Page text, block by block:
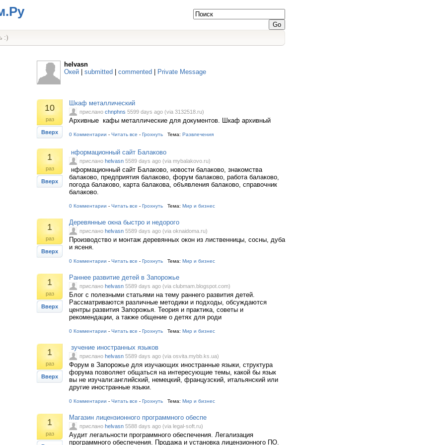
:)
helvasn
Окей
submitted commented Private Message
10
раз
Вверх
Шкаф металлический
прислано chnphns 5599 days ago (via 3132518.ru)
Архивные кафы металлические для документов. Шкаф архивный
0 Комментарии - Читать все - Грохнуть Тема: Развлечения
1
раз
Вверх
нформационный сайт Балаково
прислано helvasn 5589 days ago (via mybalakovo.ru)
нформационный сайт Балаково, новости балаково, знакомства
балаково, предприятия балаково, форум балаково, работа балаково,
погода балаково, карта балакова, объявления балаково, справочник
балаково.
0 Комментарии - Читать все - Грохнуть Тема: Мир и бизнес
1
раз
Вверх
Деревянные окна быстро и недорого
прислано helvasn 5589 days ago (via oknaidoma.ru)
Производство и монтаж деревянных окон из лиственницы, сосны, дуба
и ясеня.
0 Комментарии - Читать все - Грохнуть Тема: Мир и бизнес
1
раз
Вверх
Раннее развитие детей в Запорожье
прислано helvasn 5589 days ago (via clubmam.blogspot.com)
Блог с полезными статьями на тему раннего развития детей.
Рассматриваются различные методики и подходы, обсуждаются
центры развития Запорожья. Теория и практика, советы и
рекомендации, а также общение о детях для роди
0 Комментарии - Читать все - Грохнуть Тема: Мир и бизнес
1
раз
Вверх
зучение иностранных языков
прислано helvasn 5589 days ago (via osvita.mybb.ks.ua)
Форум в Запорожье для изучающих иностранные языки, структура
форума позволяет общаться на интересующие темы, какой бы язык
вы не изучали:английский, немецкий, французский, итальянский или
другие иностранные языки.
0 Комментарии - Читать все - Грохнуть Тема: Мир и бизнес
1
раз
Магазин лицензионного программного обеспе
прислано helvasn 5588 days ago (via legal-soft.ru)
Аудит легальности программного обеспечения. Легализация
программного обеспечения. Продажа и установка лицензионного ПО.